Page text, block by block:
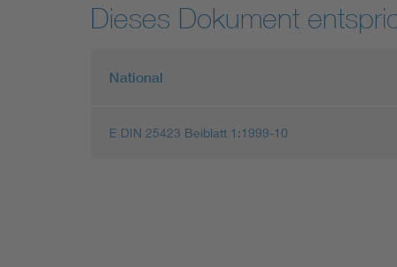
Dieses Dokument
National
E DIN 25423 Beiblatt 1:1999-10